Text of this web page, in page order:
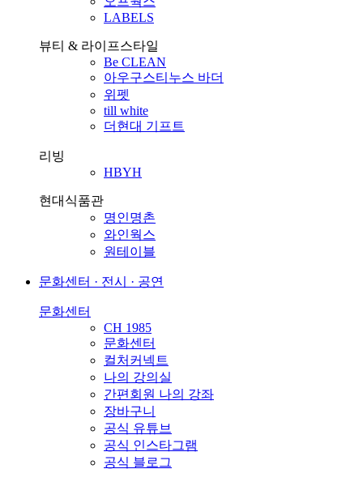
LABELS
뷰티 & 라이프스타일
Be CLEAN
아우구스티누스 바더
위펫
till white
더현대 기프트
리빙
HBYH
현대식품관
명인명촌
와인웍스
원테이블
문화센터 · 전시 · 공연
문화센터
CH 1985
문화센터
컬처커넥트
나의 강의실
간편회원 나의 강좌
장바구니
공식 유튜브
공식 인스타그램
공식 블로그